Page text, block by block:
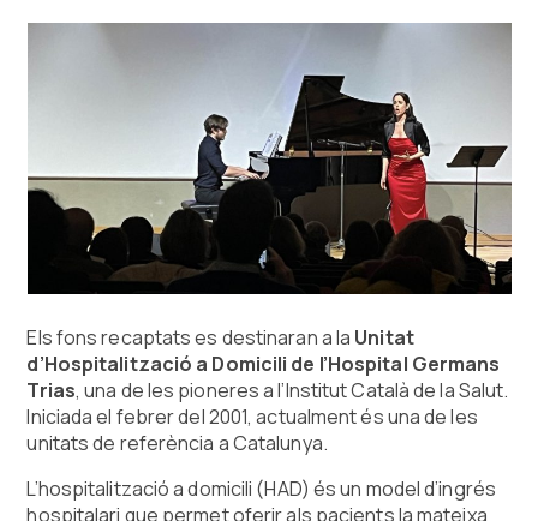
Els fons recaptats es destinaran a la Unitat
d’Hospitalització a Domicili de l’Hospital Germans
Trias, una de les pioneres a l’Institut Català de la Salut.
Iniciada el febrer del 2001, actualment és una de les
unitats de referència a Catalunya.
L’hospitalització a domicili (HAD) és un model d’ingrés
hospitalari que permet oferir als pacients la mateixa